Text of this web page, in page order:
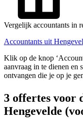
Vergelijk accountants in
Accountants uit
Klik op de knop
aanvraag in te dienen
ontvangen die je op je
3 offertes voor
Hengevelde